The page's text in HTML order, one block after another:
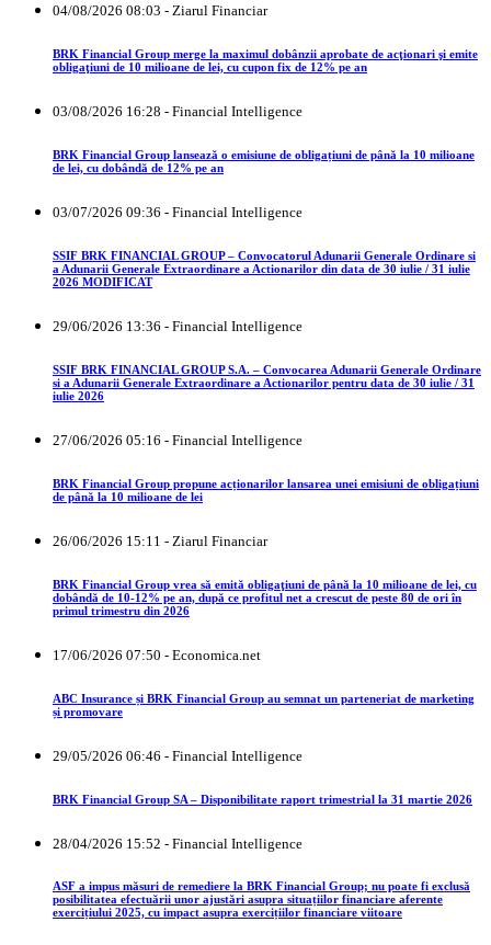
04/08/2026 08:03 - Ziarul Financiar
BRK Financial Group merge la maximul dobânzii aprobate de acţionari şi emite
obligaţiuni de 10 milioane de lei, cu cupon fix de 12% pe an
03/08/2026 16:28 - Financial Intelligence
BRK Financial Group lansează o emisiune de obligațiuni de până la 10 milioane
de lei, cu dobândă de 12% pe an
03/07/2026 09:36 - Financial Intelligence
SSIF BRK FINANCIAL GROUP – Convocatorul Adunarii Generale Ordinare si
a Adunarii Generale Extraordinare a Actionarilor din data de 30 iulie / 31 iulie
2026 MODIFICAT
29/06/2026 13:36 - Financial Intelligence
SSIF BRK FINANCIAL GROUP S.A. – Convocarea Adunarii Generale Ordinare
si a Adunarii Generale Extraordinare a Actionarilor pentru data de 30 iulie / 31
iulie 2026
27/06/2026 05:16 - Financial Intelligence
BRK Financial Group propune acționarilor lansarea unei emisiuni de obligațiuni
de până la 10 milioane de lei
26/06/2026 15:11 - Ziarul Financiar
BRK Financial Group vrea să emită obligaţiuni de până la 10 milioane de lei, cu
dobândă de 10-12% pe an, după ce profitul net a crescut de peste 80 de ori în
primul trimestru din 2026
17/06/2026 07:50 - Economica.net
ABC Insurance și BRK Financial Group au semnat un parteneriat de marketing
și promovare
29/05/2026 06:46 - Financial Intelligence
BRK Financial Group SA – Disponibilitate raport trimestrial la 31 martie 2026
28/04/2026 15:52 - Financial Intelligence
ASF a impus măsuri de remediere la BRK Financial Group; nu poate fi exclusă
posibilitatea efectuării unor ajustări asupra situațiilor financiare aferente
exercițiului 2025, cu impact asupra exercițiilor financiare viitoare